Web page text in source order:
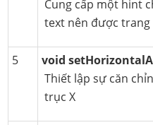
Cung cấp một hint
text nên được
5
void
Thiết lập sự căn
trục X